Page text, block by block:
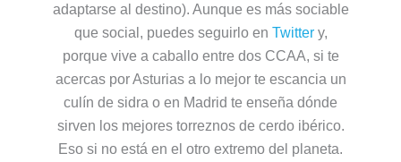
adaptarse al destino). Aunque es más sociable
que social, puedes seguirlo en Twittery,
porque vive a caballo entre dos CCAA, si te
acercas por Asturias a lo mejor te escancia un
culín de sidra o en Madrid te enseña dónde
sirven los mejores torreznos de cerdo ibérico.
Eso si no está en el otro extremo del planeta.